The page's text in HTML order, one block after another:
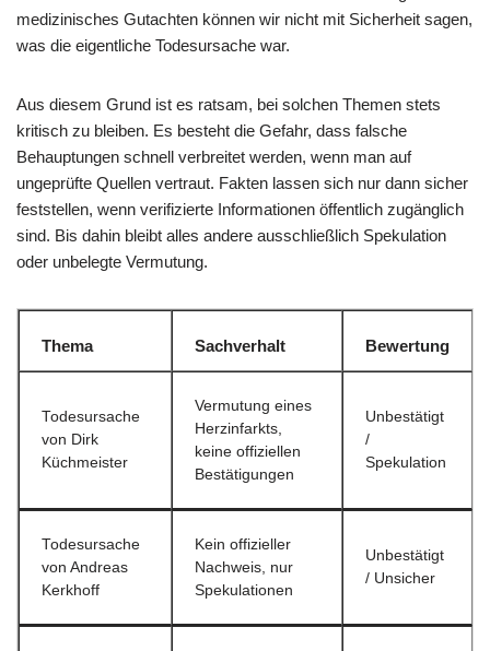
medizinisches Gutachten können wir nicht mit Sicherheit sagen,
was die eigentliche Todesursache war.
Aus diesem Grund ist es ratsam, bei solchen Themen stets
kritisch zu bleiben. Es besteht die Gefahr, dass falsche
Behauptungen schnell verbreitet werden, wenn man auf
ungeprüfte Quellen vertraut. Fakten lassen sich nur dann sicher
feststellen, wenn verifizierte Informationen öffentlich zugänglich
sind. Bis dahin bleibt alles andere ausschließlich Spekulation
oder unbelegte Vermutung.
Thema Sachverhalt Bewertung
Todesursache
von Dirk
Küchmeister
Vermutung eines
Herzinfarkts,
keine offiziellen
Bestätigungen
Unbestätigt
/
Spekulation
Todesursache
von Andreas
Kerkhoff
Kein offizieller
Nachweis, nur
Spekulationen
Unbestätigt
/ Unsicher